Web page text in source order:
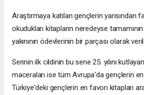
Araştırmaya katılan gençlerin yarısından
okudukları kitapların neredeyse tamamının
yakınının ödevlerinin bir parçası olarak
Serinin ilk cildinin bu sene 25. yılını
maceraları ise tüm Avrupa'da gençlerin
Türkiye'deki gençlerin en favori kitapları